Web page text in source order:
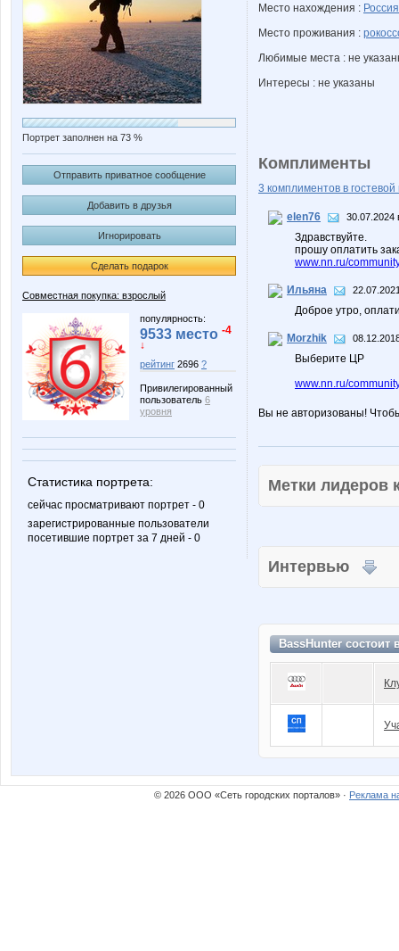
Портрет заполнен на 73 %
Отправить приватное сообщение
Добавить в друзья
Игнорировать
Сделать подарок
Совместная покупка: взрослый
популярность:
9533 место -4
↓
рейтинг 2696 ?
Привилегированный
пользователь 6
уровня
Статистика портрета:
сейчас просматривают портрет - 0
зарегистрированные пользователи
посетившие портрет за 7 дней - 0
Место нахождения : Россия
Место проживания :
Любимые места : не
Интересы : не указаны
Комплименты
3 комплиментов в гостевой
elen76 30.07.2024
Здравствуйте.
прошу оплатить
www.nn.ru/
Ильяна
Доброе утро,
Morzhik
Выберите ЦР
www.nn.ru/
Вы не авторизованы!
Метки
Интервью
BassHunter состоит
© 2026 ООО «Сеть городских порталов» · Реклама